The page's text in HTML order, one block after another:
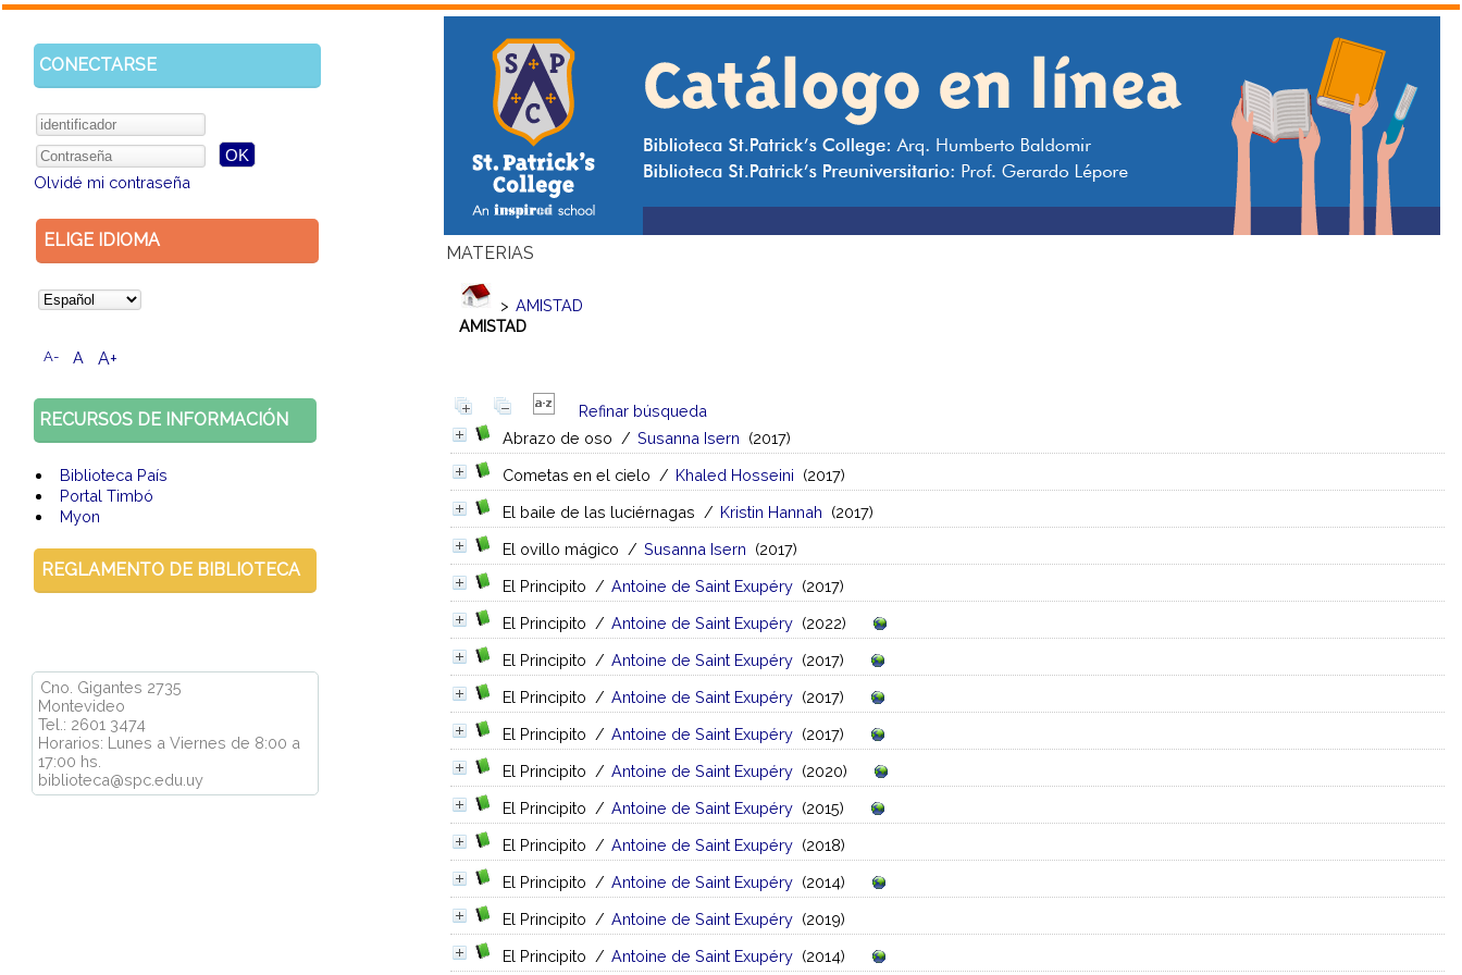
MATERIAS
> AMISTAD
AMISTAD
Refinar búsqueda
Abrazo de oso / Susanna Isern (2017)
Cometas en el cielo / Khaled Hosseini (2017)
El baile de las luciérnagas / Kristin Hannah (2017)
El ovillo mágico / Susanna Isern (2017)
El Principito / Antoine de Saint Exupéry (2017)
El Principito / Antoine de Saint Exupéry (2022)
El Principito / Antoine de Saint Exupéry (2017)
El Principito / Antoine de Saint Exupéry (2017)
El Principito / Antoine de Saint Exupéry (2017)
El Principito / Antoine de Saint Exupéry (2020)
El Principito / Antoine de Saint Exupéry (2015)
El Principito / Antoine de Saint Exupéry (2018)
El Principito / Antoine de Saint Exupéry (2014)
El Principito / Antoine de Saint Exupéry (2019)
El Principito / Antoine de Saint Exupéry (2014)
A- A A+
ELIGE IDIOMA
RECURSOS DE INFORMACIÓN
Biblioteca País
Portal Timbó
Myon
REGLAMENTO DE BIBLIOTECA
Cno. Gigantes 2735
Montevideo
Tel.: 2601 3474
Horarios: Lunes a Viernes de 8:00 a
17:00 hs.
biblioteca@spc.edu.uy
CONECTARSE
Olvidé mi contraseña